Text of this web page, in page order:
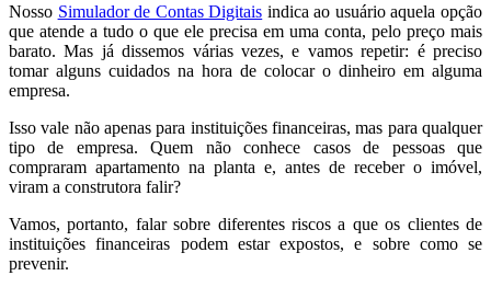
Nosso Simulador de Contas Digitais indica ao usuário aquela opção
que atende a tudo o que ele precisa em uma conta, pelo preço mais
barato. Mas já dissemos várias vezes, e vamos repetir: é preciso
tomar alguns cuidados na hora de colocar o dinheiro em alguma
empresa.
Isso vale não apenas para instituições financeiras, mas para qualquer
tipo de empresa. Quem não conhece casos de pessoas que
compraram apartamento na planta e, antes de receber o imóvel,
viram a construtora falir?
Vamos, portanto, falar sobre diferentes riscos a que os clientes de
instituições financeiras podem estar expostos, e sobre como se
prevenir.